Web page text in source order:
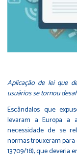
Aplicação de lei que
usuários se tornou
Escândalos que
levaram a Europa a
necessidade de se
normas trouxeram para
13.709/18), que deveria